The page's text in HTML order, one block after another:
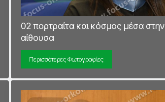
02 πορτραίτα και κόσμος μέσα στην
αίθουσα
Περισσότερες Φωτογραφίες